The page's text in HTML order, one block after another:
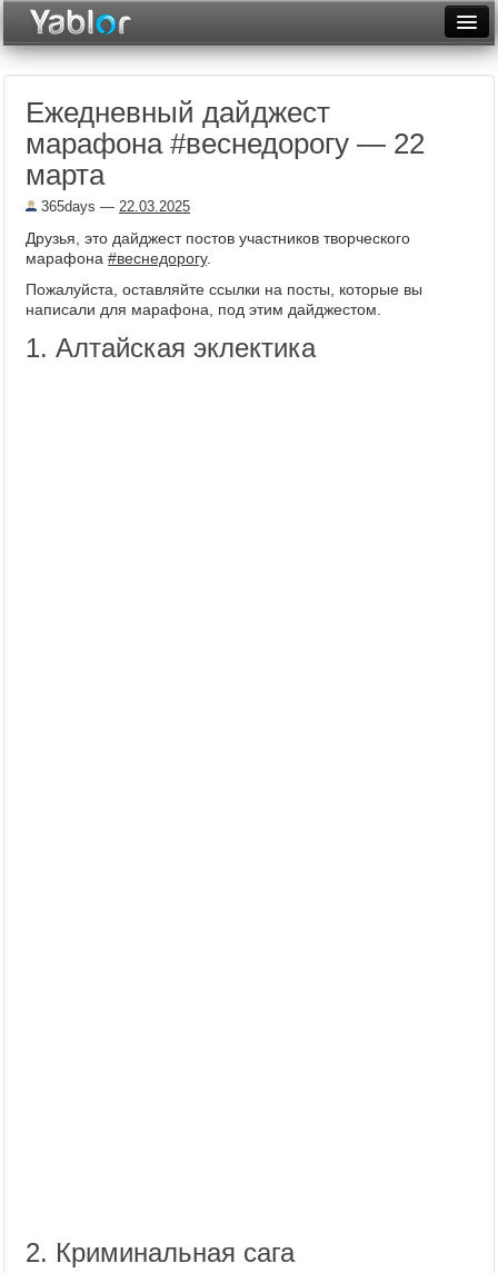
Неделя
Месяц
Архив
Фототоп
Ежедневный дайджест
марафона #веснедорогу — 22
марта
365days — 22.03.2025
Друзья, это дайджест постов участников творческого
марафона #веснедорогу.
Пожалуйста, оставляйте ссылки на посты, которые вы
написали для марафона, под этим дайджестом.
1. Алтайская эклектика
2. Криминальная сага